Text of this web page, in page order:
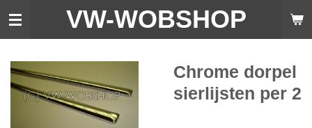
Ga
de
hoofdinhoud
VW-WOBSHOP
Chrome dorpel
sierlijsten per 2